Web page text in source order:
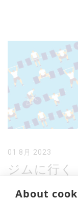
01 8月 2023
ジムに行く
ーツ（ロードサイ
About